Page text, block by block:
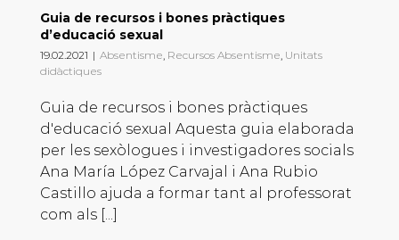
Guia de recursos i bones pràctiques
d’educació sexual
19.02.2021 | Absentisme, Recursos Absentisme, Unitats
didàctiques
Guia de recursos i bones pràctiques
d'educació sexual Aquesta guia elaborada
per les sexòlogues i investigadores socials
Ana María López Carvajal i Ana Rubio
Castillo ajuda a formar tant al professorat
com als [...]